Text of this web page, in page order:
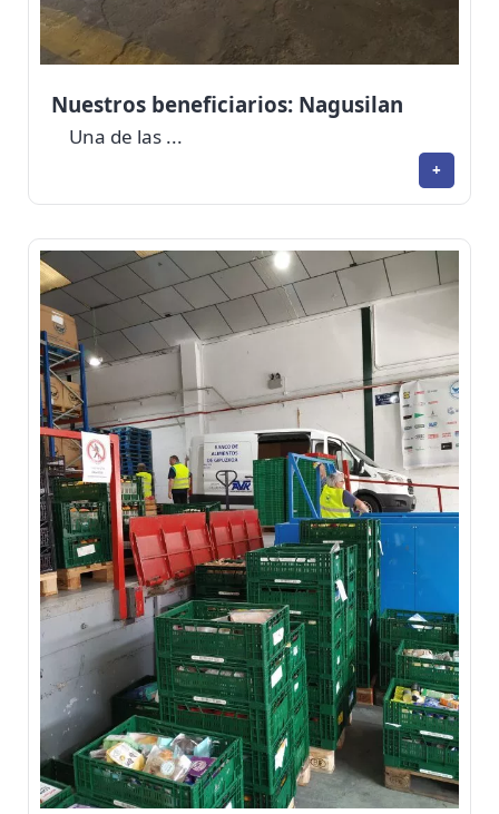
Nuestros beneficiarios: Nagusilan
Una de las ...
+